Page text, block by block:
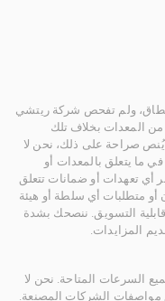
ولم تفحص شركة ريتشي
من المعدات بخلاف تلك
يُنص صراحة على ذلك، نحن لا
ما يتعلق بالمعدات أو
أي تعهدات أو ضمانات تتعلق
أو متطلبات أي سلطة أو هيئة
التسويق. ننصحك بشدة
المزايدات.
السرعات المتاحة. نحن لا
الشركات المصنعة.